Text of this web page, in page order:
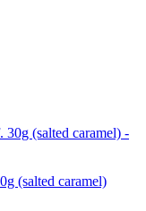
(salted caramel)